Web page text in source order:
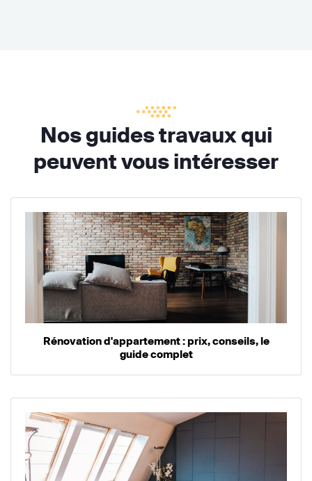
Nos guides travaux qui
peuvent vous intéresser
Rénovation d'appartement : prix, conseils, le
guide complet